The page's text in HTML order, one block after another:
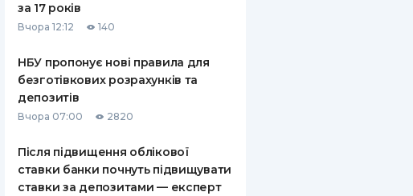
КОНТАКТИ
за 17 років
Вчора 12:12 140
НБУ пропонує нові правила для
безготівкових розрахунків та
депозитів
Вчора 07:00 2820
Після підвищення облікової
ставки банки почнуть підвищувати
ставки за депозитами — експерт